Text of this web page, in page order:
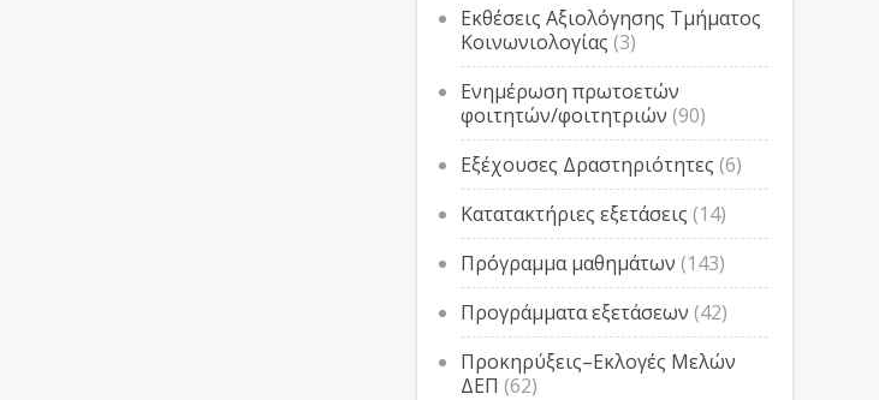
Εκθέσεις Αξιολόγησης Τμήματος
Κοινωνιολογίας (3)
Ενημέρωση πρωτοετών
φοιτητών/φοιτητριών (90)
Εξέχουσες Δραστηριότητες (6)
Κατατακτήριες εξετάσεις (14)
Πρόγραμμα μαθημάτων (143)
Προγράμματα εξετάσεων (42)
Προκηρύξεις–Εκλογές Μελών
ΔΕΠ (62)